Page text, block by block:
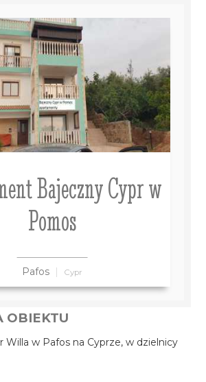
Bajeczny Cypr w
Pomos
Pafos Cypr
OBIEKTU
Willa w Pafos na Cyprze, w dzielnicy